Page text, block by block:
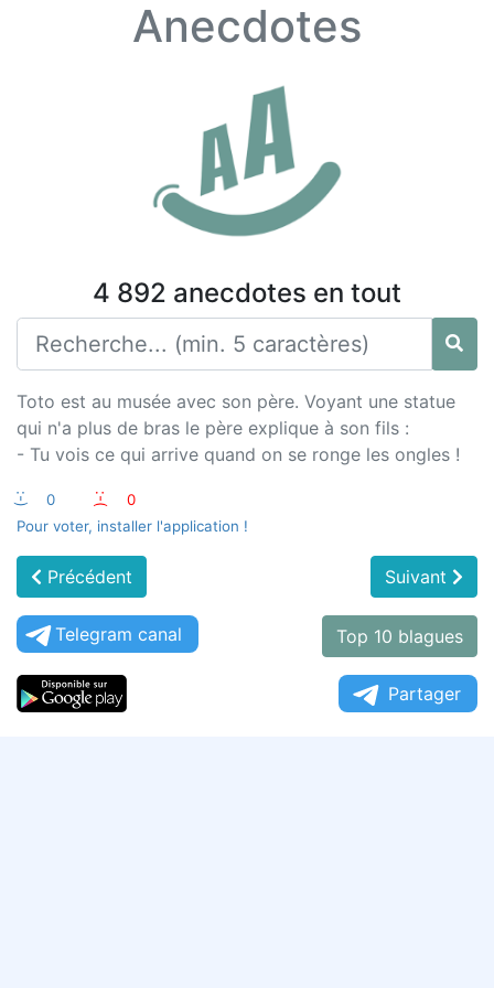
Anecdotes
4 892 anecdotes en tout
Toto est au musée avec son père. Voyant une statue
qui n'a plus de bras le père explique à son fils :
- Tu vois ce qui arrive quand on se ronge les ongles !
:-) 0 :-(
0
Pour voter, installer l'application !
Précédent Suivant
Telegram canal Top 10 blagues
Partager